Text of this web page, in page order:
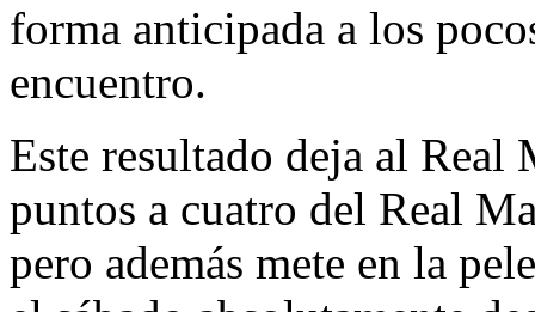
forma anticipada a los
encuentro.
Este resultado deja al
puntos a cuatro del Real
pero además mete en la